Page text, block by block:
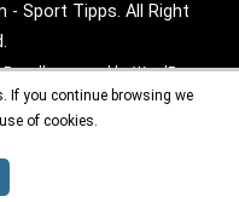
- Sport Tipps. All Right
powered by WordPress.
If you continue browsing we
of cookies.